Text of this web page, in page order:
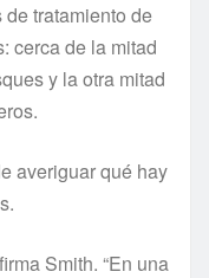
tratamiento de
cerca de la mitad
y la otra mitad
averiguar qué hay
Smith. “En una